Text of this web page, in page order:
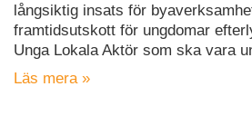
långsiktig insats för
framtidsutskott för ungdomar
Unga Lokala Aktör som ska vara
Läs mera »